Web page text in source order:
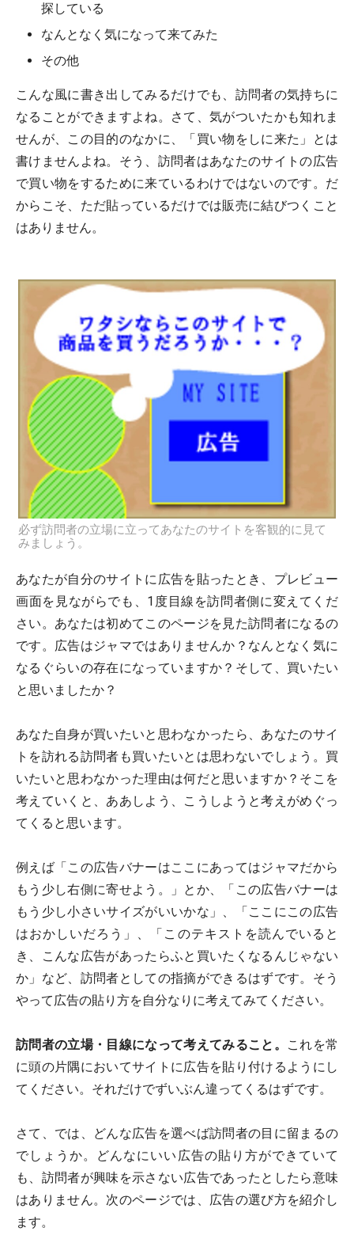
探している
なんとなく気になって来てみた
その他
こんな風に書き出してみるだけでも、訪問者の気持ちに
なることができますよね。さて、気がついたかも知れま
せんが、この目的のなかに、「買い物をしに来た」とは
書けませんよね。そう、訪問者はあなたのサイトの広告
で買い物をするために来ているわけではないのです。だ
からこそ、ただ貼っているだけでは販売に結びつくこと
はありません。
必ず訪問者の立場に立ってあなたのサイトを客観的に見て
みましょう。
あなたが自分のサイトに広告を貼ったとき、プレビュー
画面を見ながらでも、1度目線を訪問者側に変えてくだ
さい。あなたは初めてこのページを見た訪問者になるの
です。広告はジャマではありませんか？なんとなく気に
なるぐらいの存在になっていますか？そして、買いたい
と思いましたか？
あなた自身が買いたいと思わなかったら、あなたのサイ
トを訪れる訪問者も買いたいとは思わないでしょう。買
いたいと思わなかった理由は何だと思いますか？そこを
考えていくと、ああしよう、こうしようと考えがめぐっ
てくると思います。
例えば「この広告バナーはここにあってはジャマだから
もう少し右側に寄せよう。」とか、「この広告バナーは
もう少し小さいサイズがいいかな」、「ここにこの広告
はおかしいだろう」、「このテキストを読んでいると
き、こんな広告があったらふと買いたくなるんじゃない
か」など、訪問者としての指摘ができるはずです。そう
やって広告の貼り方を自分なりに考えてみてください。
訪問者の立場・目線になって考えてみること。
これを常
に頭の片隅においてサイトに広告を貼り付けるようにし
てください。それだけでずいぶん違ってくるはずです。
さて、では、どんな広告を選べば訪問者の目に留まるの
でしょうか。どんなにいい広告の貼り方ができていて
も、訪問者が興味を示さない広告であったとしたら意味
はありません。次のページでは、広告の選び方を紹介し
ます。